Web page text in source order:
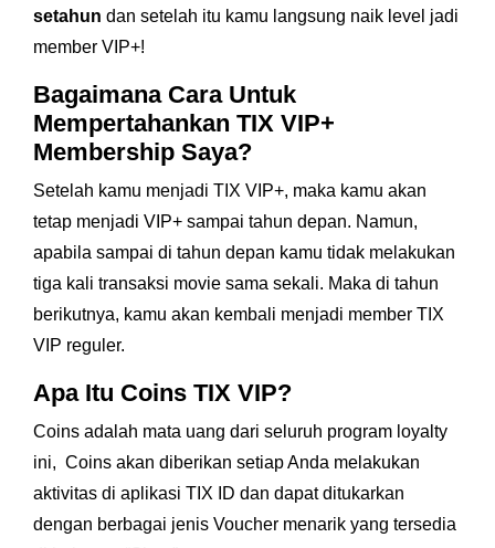
setahun dan setelah itu kamu langsung naik level jadi
member VIP+!
Bagaimana Cara Untuk
Mempertahankan TIX VIP+
Membership Saya?
Setelah kamu menjadi TIX VIP+, maka kamu akan
tetap menjadi VIP+ sampai tahun depan. Namun,
apabila sampai di tahun depan kamu tidak melakukan
tiga kali transaksi movie sama sekali. Maka di tahun
berikutnya, kamu akan kembali menjadi member TIX
VIP reguler.
Apa Itu Coins TIX VIP?
Coins adalah mata uang dari seluruh program loyalty
ini, Coins akan diberikan setiap Anda melakukan
aktivitas di aplikasi TIX ID dan dapat ditukarkan
dengan berbagai jenis Voucher menarik yang tersedia